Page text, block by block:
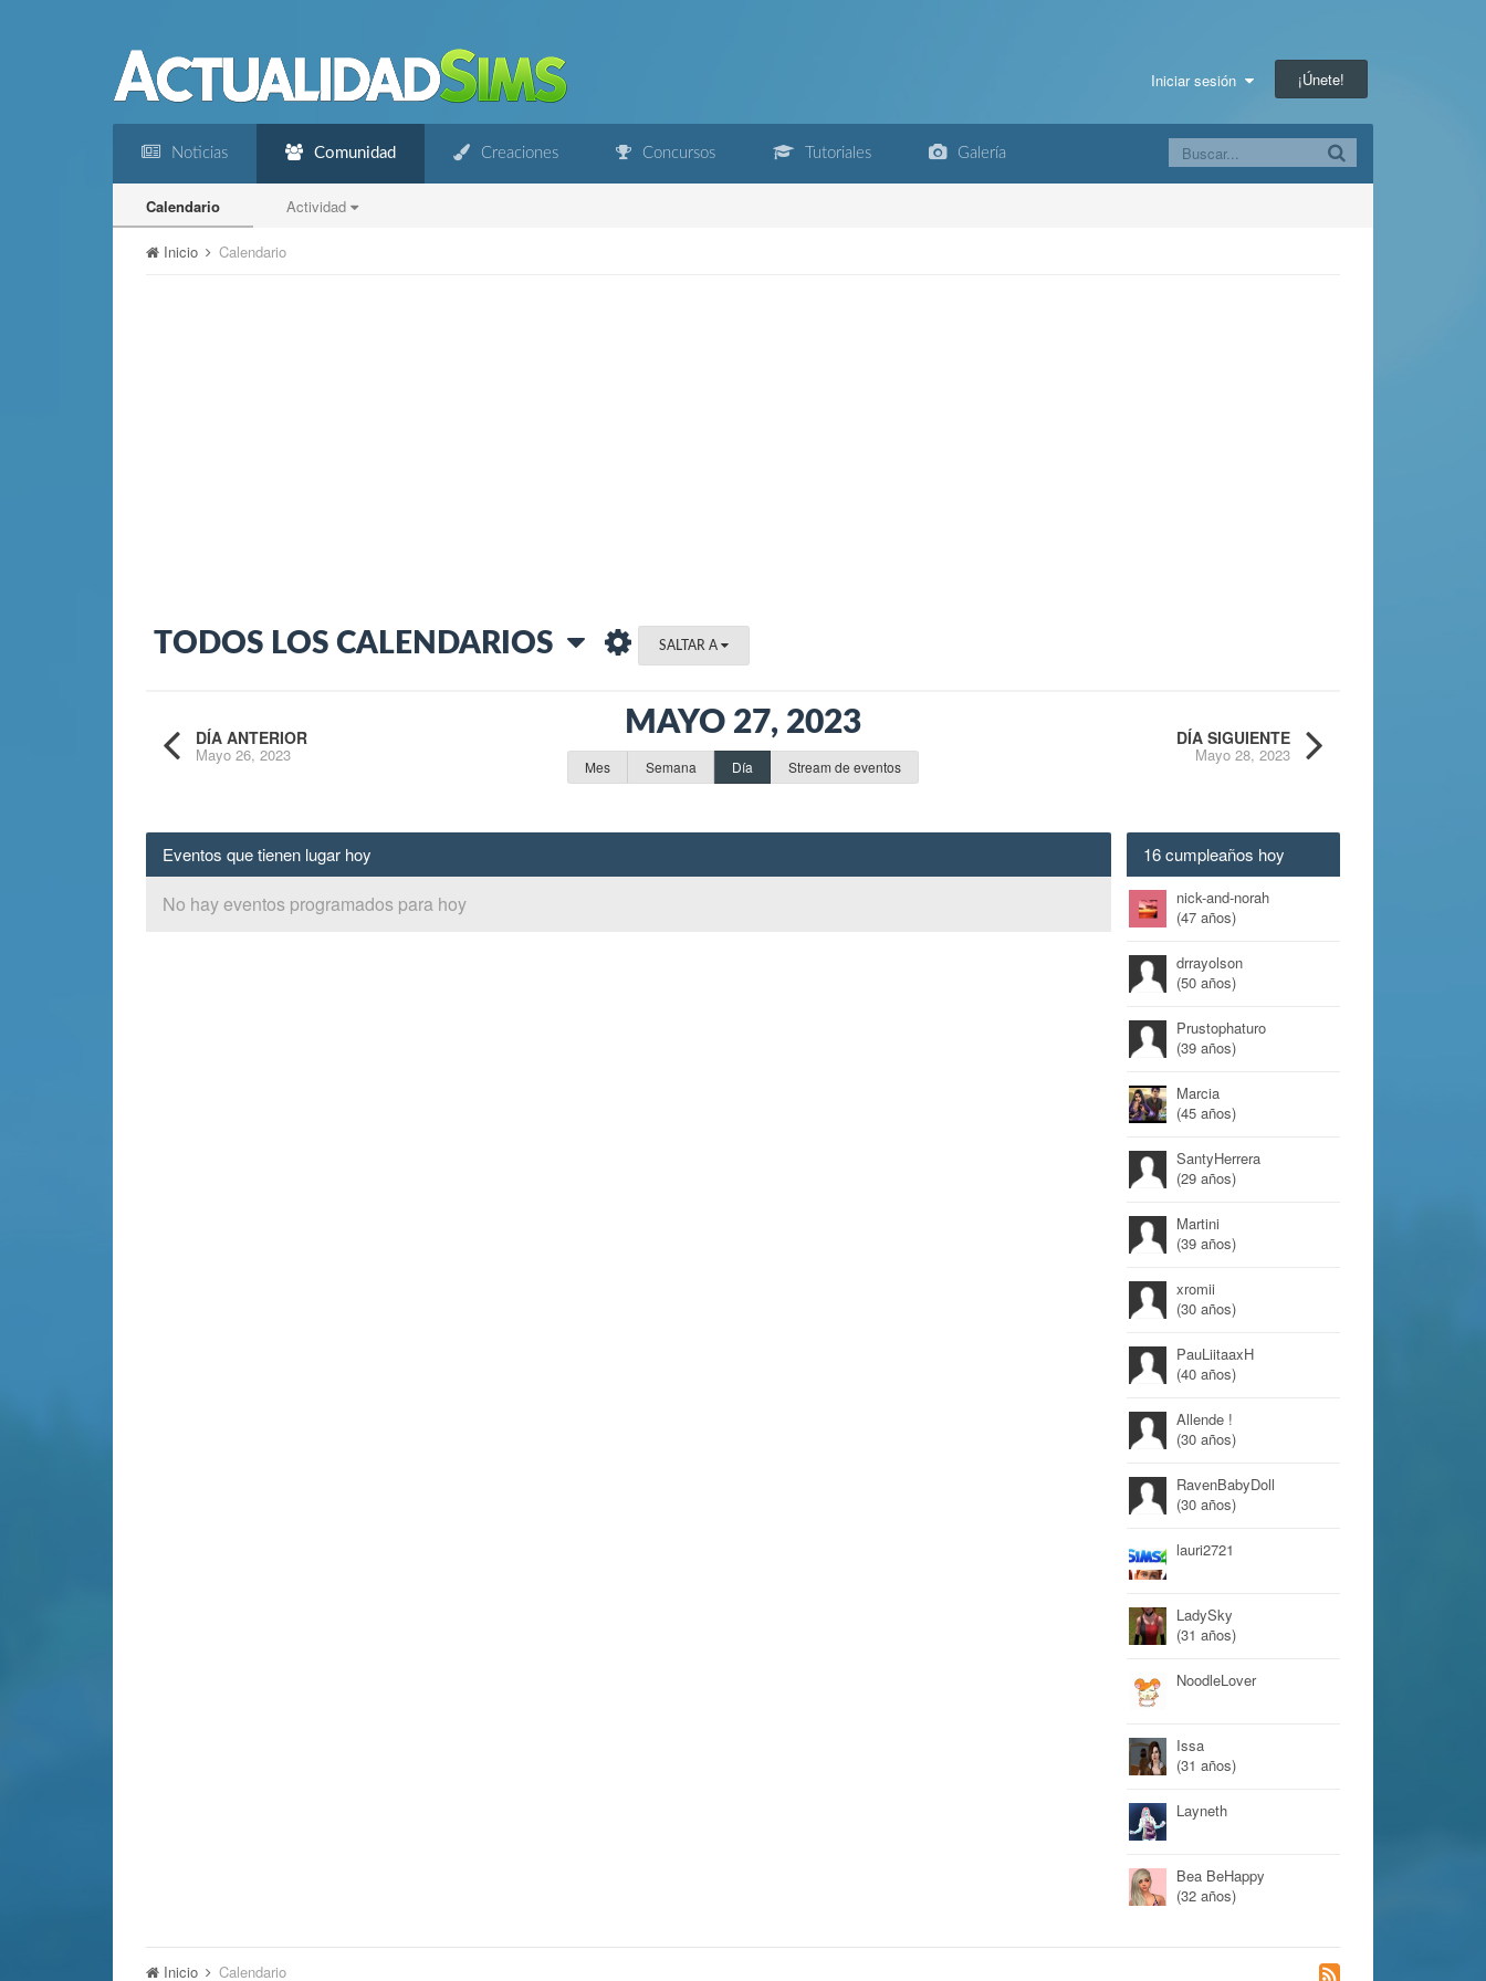
Iniciar sesión ¡Únete!
Noticias Comunidad
Calendario Actividad
Creaciones Concursos Tutoriales Galería
Inicio Calendario
TODOS LOS CALENDARIOS SALTAR A
DÍA ANTERIOR
Mayo 26, 2023
MAYO 27, 2023
Mes Semana Día Stream de eventos
DÍA SIGUIENTE
Mayo 28, 2023
Eventos que tienen lugar hoy
No hay eventos programados para hoy
16 cumpleaños hoy
nick-and-norah
(47 años)
drrayolson
(50 años)
Prustophaturo
(39 años)
Marcia
(45 años)
SantyHerrera
(29 años)
Martini
(39 años)
xromii
(30 años)
PauLiitaaxH
(40 años)
Allende !
(30 años)
RavenBabyDoll
(30 años)
lauri2721
LadySky
(31 años)
NoodleLover
Issa
(31 años)
Layneth
Bea BeHappy
(32 años)
Inicio Calendario